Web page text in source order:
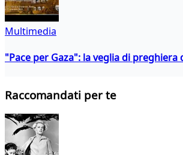
Multimedia
"Pace per Gaza": la veglia di preghiera
Raccomandati per te